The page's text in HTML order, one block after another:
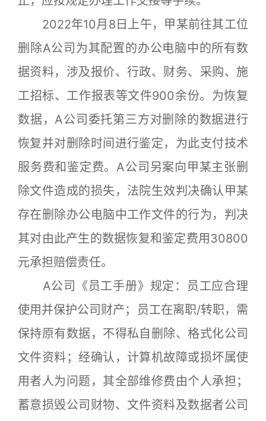
2022年10月8日上午，甲某前往其工位
删除A公司为其配置的办公电脑中的所有数
据资料，涉及报价、行政、财务、采购、施
工招标、工作报表等文件900余份。为恢复
数据，A公司委托第三方对删除的数据进行
恢复并对删除时间进行鉴定，为此支付技术
服务费和鉴定费。A公司另案向甲某主张删
除文件造成的损失，法院生效判决确认甲某
存在删除办公电脑中工作文件的行为，判决
其对由此产生的数据恢复和鉴定费用30800
元承担赔偿责任。
A公司《员工手册》规定：员工应合理
使用并保护公司财产；员工在离职/转职，需
保持原有数据，不得私自删除、格式化公司
文件资料；经确认，计算机故障或损坏属使
用者人为问题，其全部维修费由个人承担；
蓄意损毁公司财物、文件资料及数据者公司